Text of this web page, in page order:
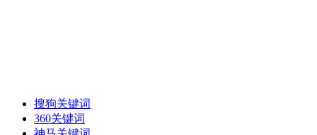
搜狗关键词
360关键词